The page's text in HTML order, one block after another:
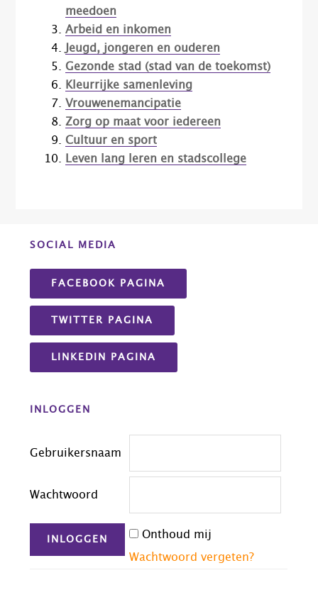
meedoen
Arbeid en inkomen
Jeugd, jongeren en ouderen
Gezonde stad (stad van de toekomst)
Kleurrijke samenleving
Vrouwenemancipatie
Zorg op maat voor iedereen
Cultuur en sport
Leven lang leren en stadscollege
Before
SOCIAL MEDIA
FACEBOOK PAGINA
TWITTER PAGINA
LINKEDIN PAGINA
INLOGGEN
Gebruikersnaam
Wachtwoord
Onthoud mij
Wachtwoord vergeten?